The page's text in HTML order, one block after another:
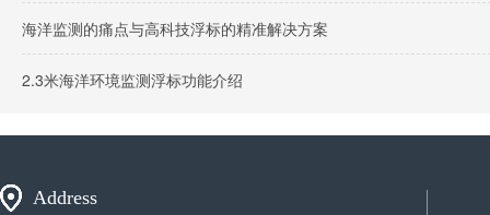
海洋监测的痛点与高科技浮标的精准解决方案
2.3米海洋环境监测浮标功能介绍
Address